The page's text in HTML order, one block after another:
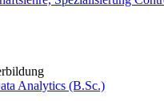
Analytics (B.Sc.)